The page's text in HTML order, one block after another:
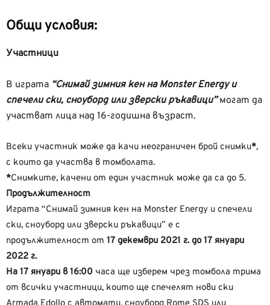
Общи условия:
Участници
В играта “Снимай зимния кен на Monster Energy и
спечели ски, сноуборд или зверски ръкавици”могат да
участват лица над 16-годишна възраст.
Всеки участник може да качи неограничен брой снимки*,
с които да участва в томболата.
*Снимките, качени от един участник може да са до 5.
Продължителност
Играта “Снимай зимния кен на Monster Energy и спечели
ски, сноуборд или зверски ръкавици” е с
продължителност от 17 декември 2021 г. до 17 януари
2022 г.
На 17 януари в 16:00 часа ще изберем чрез томбола трима
от всички участници, които ще спечелят нови ски